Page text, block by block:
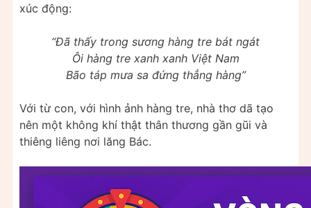
xúc động:
“Đã thấy trong sương hàng tre bát ngát
Ôi hàng tre xanh xanh Việt Nam
Bão táp mưa sa đứng thẳng hàng”
Với từ con, với hình ảnh hàng tre, nhà thơ dã tạo
nên một không khí thật thân thương gần gũi và
thiêng liêng nơi lăng Bác.